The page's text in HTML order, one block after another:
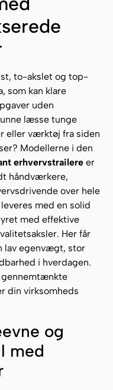
to-akslet og top-
som kan klare
uden
læsse tunge
eller værktøj fra siden
Modellerne i den
erhvervstrailere er
håndværkere,
over hele
med en solid
med effektive
Her får
lav egenvægt, stor
i hverdagen.
gennemtænkte
din virksomheds
og
med